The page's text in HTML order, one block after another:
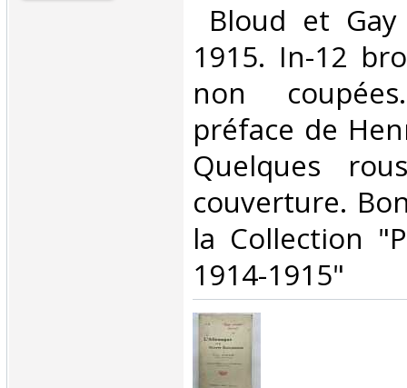
Bloud et
1915. In-12
non
préface de
Quelques
couverture.
la Collection
1914-1915"‎